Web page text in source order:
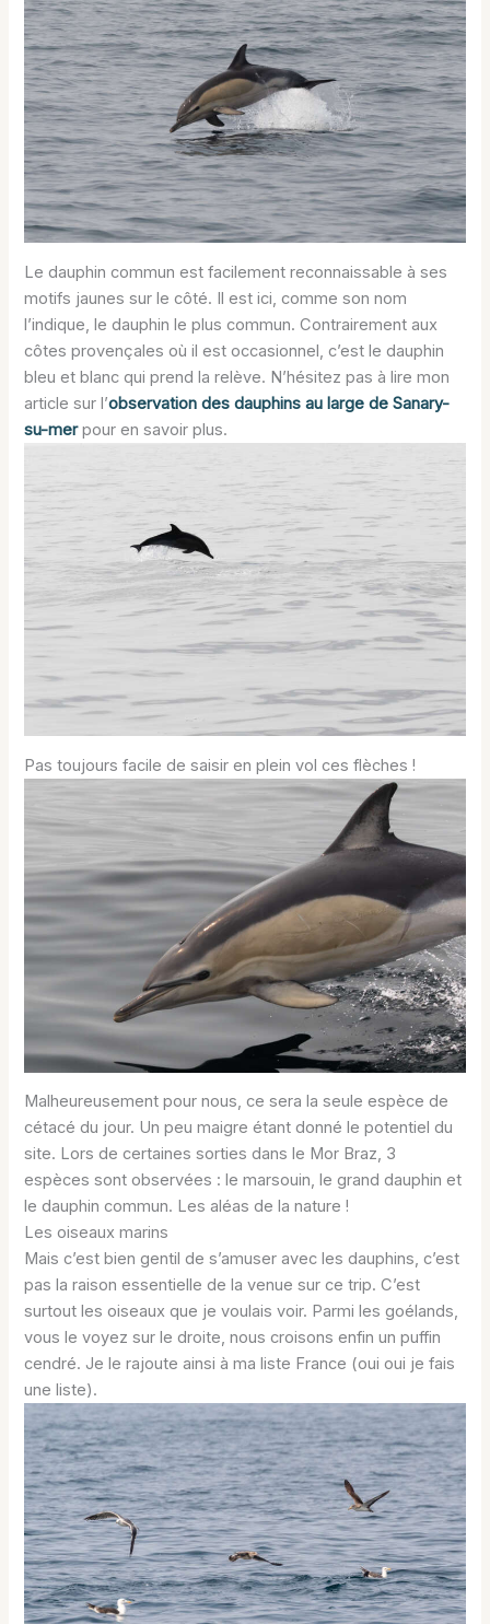
Le dauphin commun est facilement reconnaissable à ses
motifs jaunes sur le côté. Il est ici, comme son nom
l’indique, le dauphin le plus commun. Contrairement aux
côtes provençales où il est occasionnel, c’est le dauphin
bleu et blanc qui prend la relève. N’hésitez pas à lire mon
article sur l’observation des dauphins au large de Sanary-
su-merpour en savoir plus.
Pas toujours facile de saisir en plein vol ces flèches !
Malheureusement pour nous, ce sera la seule espèce de
cétacé du jour. Un peu maigre étant donné le potentiel du
site. Lors de certaines sorties dans le Mor Braz, 3
espèces sont observées : le marsouin, le grand dauphin et
le dauphin commun. Les aléas de la nature !
Les oiseaux marins
Mais c’est bien gentil de s’amuser avec les dauphins, c’est
pas la raison essentielle de la venue sur ce trip. C’est
surtout les oiseaux que je voulais voir. Parmi les goélands,
vous le voyez sur le droite, nous croisons enfin un puffin
cendré. Je le rajoute ainsi à ma liste France (oui oui je fais
une liste).